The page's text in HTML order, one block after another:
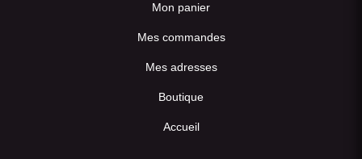
Mon panier
Mes commandes
Mes adresses
Boutique
Accueil